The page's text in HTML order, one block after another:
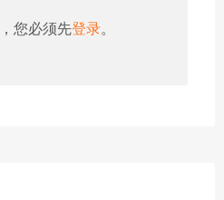
您必须先登录。